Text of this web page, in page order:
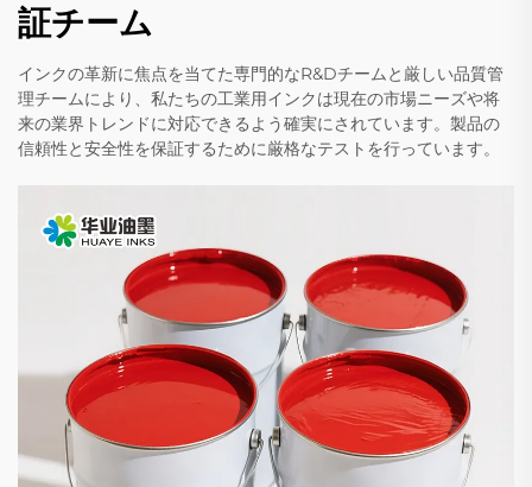
証チーム
インクの革新に焦点を当てた専門的なR&Dチームと厳しい品質管
理チームにより、私たちの工業用インクは現在の市場ニーズや将
来の業界トレンドに対応できるよう確実にされています。製品の
信頼性と安全性を保証するために厳格なテストを行っています。